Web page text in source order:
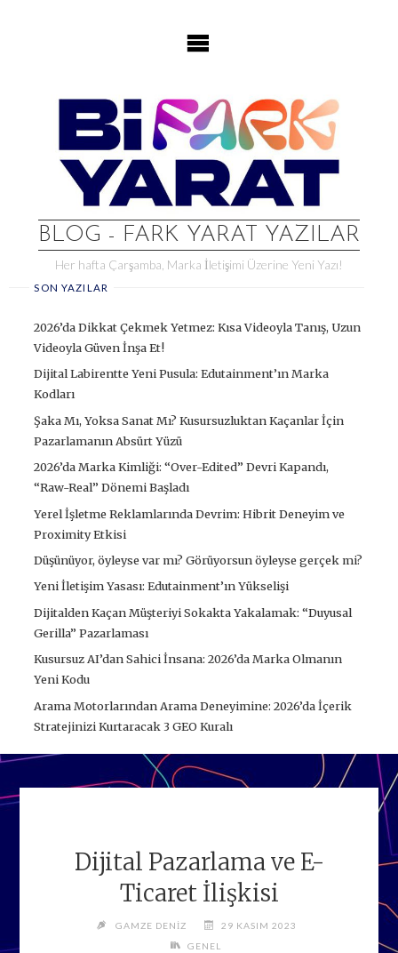
BLOG - FARK YARAT YAZILAR
Her hafta Çarşamba, Marka İletişimi Üzerine Yeni Yazı!
SON YAZILAR
2026’da Dikkat Çekmek Yetmez: Kısa Videoyla Tanış, Uzun
Videoyla Güven İnşa Et!
Dijital Labirentte Yeni Pusula: Edutainment’ın Marka
Kodları
Şaka Mı, Yoksa Sanat Mı? Kusursuzluktan Kaçanlar İçin
Pazarlamanın Absürt Yüzü
2026’da Marka Kimliği: “Over-Edited” Devri Kapandı,
“Raw-Real” Dönemi Başladı
Yerel İşletme Reklamlarında Devrim: Hibrit Deneyim ve
Proximity Etkisi
Düşünüyor, öyleyse var mı? Görüyorsun öyleyse gerçek mi?
Yeni İletişim Yasası: Edutainment’ın Yükselişi
Dijitalden Kaçan Müşteriyi Sokakta Yakalamak: “Duyusal
Gerilla” Pazarlaması
Kusursuz AI’dan Sahici İnsana: 2026’da Marka Olmanın
Yeni Kodu
Arama Motorlarından Arama Deneyimine: 2026’da İçerik
Stratejinizi Kurtaracak 3 GEO Kuralı
Dijital Pazarlama ve E-
Ticaret İlişkisi
GAMZE DENIZ
29 KASIM 2023
GENEL